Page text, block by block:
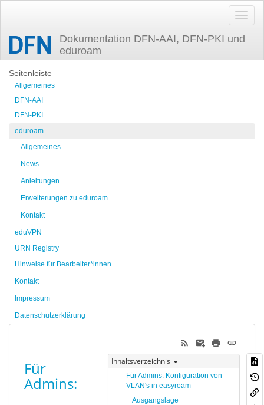
Dokumentation DFN-AAI, DFN-PKI und
eduroam
Zuletzt angesehen vlan_in_easyroam
Seitenleiste
Allgemeines
DFN-AAI
DFN-PKI
eduroam
Allgemeines
News
Anleitungen
Erweiterungen zu eduroam
Kontakt
eduVPN
URN Registry
Hinweise für Bearbeiter*innen
Kontakt
Impressum
Datenschutzerklärung
Inhaltsverzeichnis
Für Admins: Konfiguration von
VLAN's in easyroam
Ausgangslage
Für
Admins: